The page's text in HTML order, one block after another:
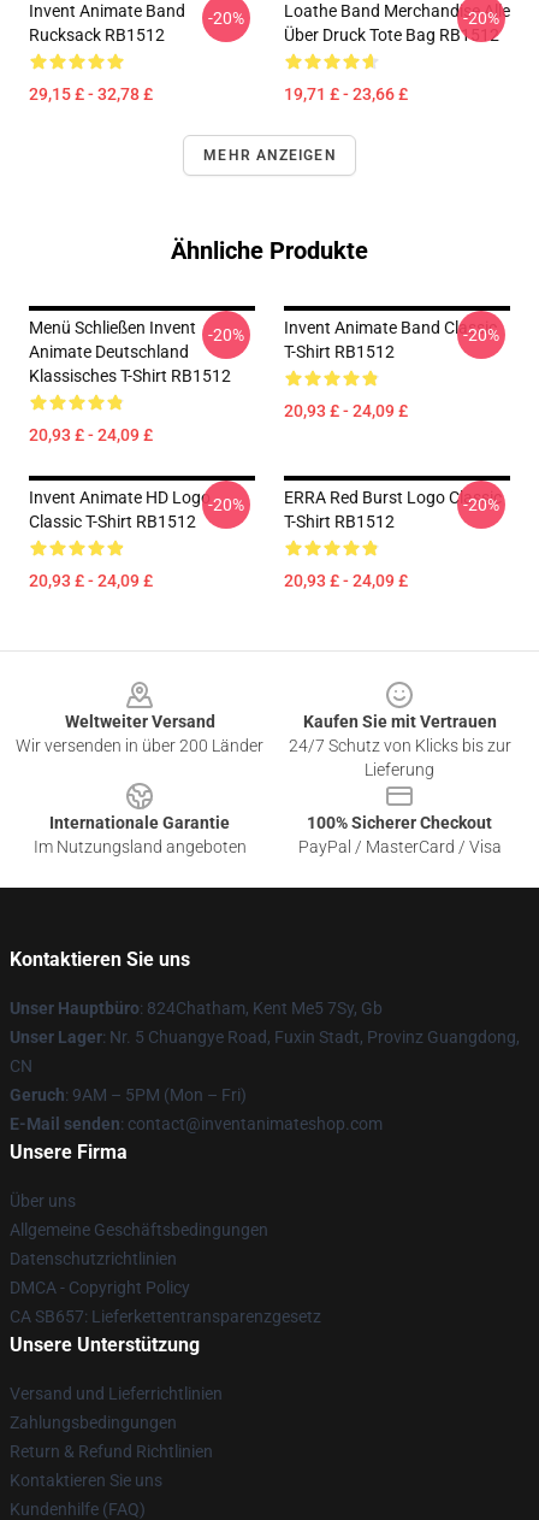
Invent Animate Band
Rucksack RB1512
29,15 £ - 32,78 £
-20%
Loathe Band Merchandise Alle
Über Druck Tote Bag RB1512
19,71 £ - 23,66 £
-20%
MEHR ANZEIGEN
Ähnliche Produkte
Menü Schließen Invent
Animate Deutschland
Klassisches T-Shirt RB1512
20,93 £ - 24,09 £
-20%
Invent Animate Band Classic
T-Shirt RB1512
20,93 £ - 24,09 £
-20%
Invent Animate HD Logo
Classic T-Shirt RB1512
20,93 £ - 24,09 £
-20%
ERRA Red Burst Logo Classic
T-Shirt RB1512
20,93 £ - 24,09 £
-20%
Weltweiter Versand
Wir versenden in über 200 Länder
Kaufen Sie mit Vertrauen
24/7 Schutz von Klicks bis zur
Lieferung
Internationale Garantie
Im Nutzungsland angeboten
100% Sicherer Checkout
PayPal / MasterCard / Visa
Kontaktieren Sie uns
Unser Hauptbüro: 824Chatham, Kent Me5 7Sy, Gb
Unser Lager: Nr. 5 Chuangye Road, Fuxin Stadt, Provinz Guangdong,
CN
Geruch: 9AM – 5PM (Mon – Fri)
E-Mail senden: contact@inventanimateshop.com
Unsere Firma
Über uns
Allgemeine Geschäftsbedingungen
Datenschutzrichtlinien
DMCA - Copyright Policy
CA SB657: Lieferkettentransparenzgesetz
Unsere Unterstützung
Versand und Lieferrichtlinien
Zahlungsbedingungen
Return & Refund Richtlinien
Kontaktieren Sie uns
Kundenhilfe (FAQ)